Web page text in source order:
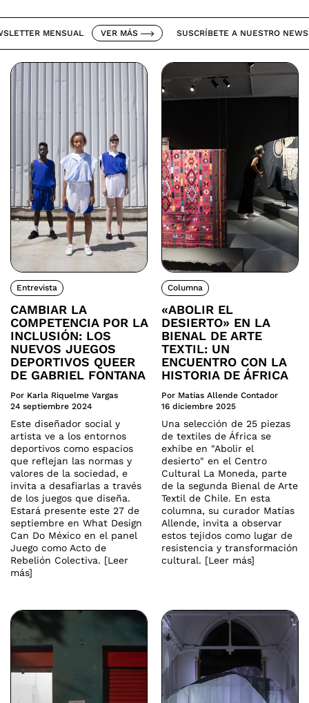
MENSUAL VER MÁS SUSCRÍBETE A NUESTRO
Entrevista
CAMBIAR LA
COMPETENCIA POR LA
INCLUSIÓN: LOS
NUEVOS JUEGOS
DEPORTIVOS QUEER
DE GABRIEL FONTANA
Por Karla Riquelme Vargas
24 septiembre 2024
Este diseñador social y
artista ve a los entornos
deportivos como espacios
que reflejan las normas y
valores de la sociedad, e
invita a desafiarlas a través
de los juegos que diseña.
Estará presente este 27 de
septiembre en What Design
Can Do México en el panel
Juego como Acto de
Rebelión Colectiva. [Leer
más]
Columna
«ABOLIR EL
DESIERTO» EN LA
BIENAL DE ARTE
TEXTIL: UN
ENCUENTRO CON LA
HISTORIA DE ÁFRICA
Por Matías Allende Contador
16 diciembre 2025
Una selección de 25 piezas
de textiles de África se
exhibe en "Abolir el
desierto" en el Centro
Cultural La Moneda, parte
de la segunda Bienal de Arte
Textil de Chile. En esta
columna, su curador Matías
Allende, invita a observar
estos tejidos como lugar de
resistencia y transformación
cultural. [Leer más]